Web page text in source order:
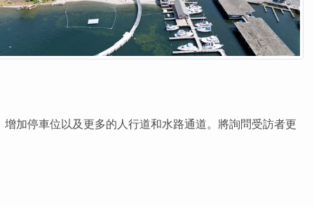
加停車位以及更多的人行道和水路通道。將詢問受訪者更